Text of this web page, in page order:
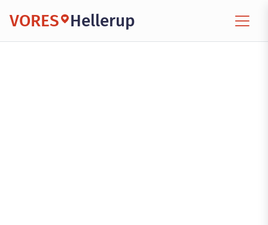
VORES Hellerup